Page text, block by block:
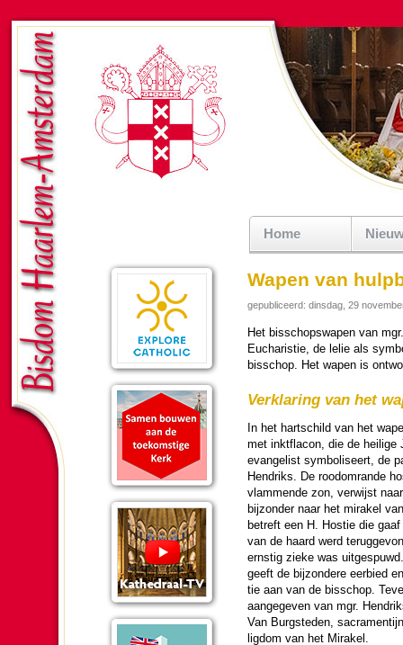
Home
Wapen van
gepubliceerd: dinsdag, 29
Het bis­schops­wa­pen van
Eucha­ris­tie, de lelie als
bis­schop. Het wapen is
Ver­kla­ring van het
In het hartschild van het
met inktflacon, die de heilige
evangelist sym­bo­li­seert, de
Hendriks. De roodomrande
vlammende zon, ver­wijst
bij­zon­der naar het mirakel
betreft een H. Hostie die
van de haard werd
erns­tig zieke was
geeft de bij­zon­dere eerbied
tie aan van de bis­schop.
aange­ge­ven van mgr.
Van Burg­ste­den,
lig­dom van het Mirakel.